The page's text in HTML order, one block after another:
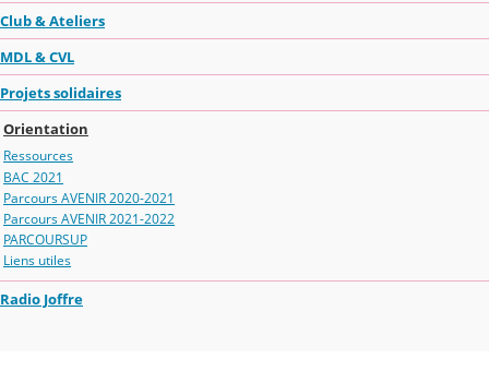
Club & Ateliers
MDL & CVL
Projets solidaires
Orientation
Ressources
BAC 2021
Parcours AVENIR 2020-2021
Parcours AVENIR 2021-2022
PARCOURSUP
Liens utiles
Radio Joffre